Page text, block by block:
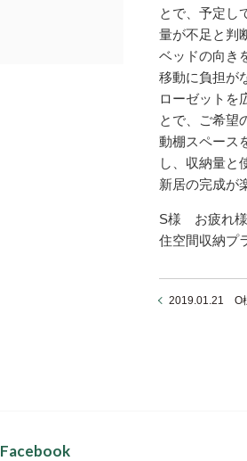
とで、予定し
量が不足と判
ベッドの向き
移動に負担が
ローゼットを
とで、ご希望
動棚スペース
し、収納量と
新居の完成が
S様 お疲れ様
住空間収納
2019.01.21 O
Facebook